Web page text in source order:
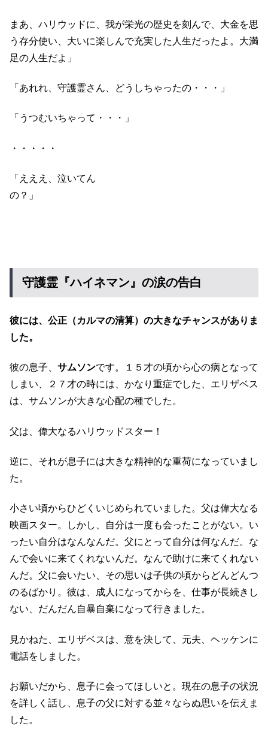
まあ、ハリウッドに、我が栄光の歴史を刻んで、大金を思
う存分使い、大いに楽しんで充実した人生だったよ。大満
足の人生だよ」
「あれれ、守護霊さん、どうしちゃったの・・・」
「うつむいちゃって・・・」
・・・・・
「えええ、泣いてん
の？」
守護霊『ハイネマン』の涙の告白
彼には、公正（カルマの清算）の大きなチャンスがありま
した。
彼の息子、 サムソンです。１５才の頃から心の病となって
しまい、２７才の時には、かなり重症でした、エリザベス
は、サムソンが大きな心配の種でした。
父は、偉大なるハリウッドスター！
逆に、それが息子には大きな精神的な重荷になっていまし
た。
小さい頃からひどくいじめられていました。父は偉大なる
映画スター。しかし、自分は一度も会ったことがない。い
ったい自分はなんなんだ。父にとって自分は何なんだ。な
んで会いに来てくれないんだ。なんで助けに来てくれない
んだ。父に会いたい、その思いは子供の頃からどんどんつ
のるばかり。彼は、成人になってからを、仕事が長続きし
ない、だんだん自暴自棄になって行きました。
見かねた、エリザベスは、意を決して、元夫、ヘッケンに
電話をしました。
お願いだから、息子に会ってほしいと。現在の息子の状況
を詳しく話し、息子の父に対する並々ならぬ思いを伝えま
した。